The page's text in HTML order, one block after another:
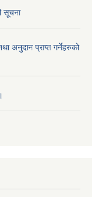
सूचना
अनुदान प्राप्त गर्नेहरुको